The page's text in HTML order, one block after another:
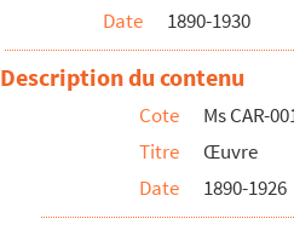
Date
1890-1930
Description du contenu
Cote
Ms CAR-
Titre
Œuvre
Date
1890-1926